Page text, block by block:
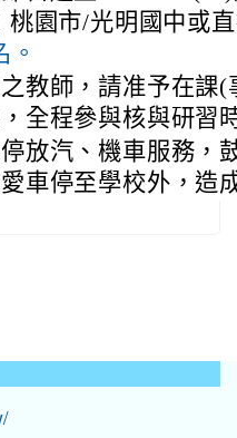
桃園市/光明國中或
。
教師，請准予在課
全程參與核與研習
放汽、機車服務，
車停至學校外，造